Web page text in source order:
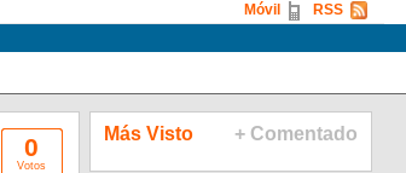
RSS
Móvil
0
Votos
Más Visto + Comentado